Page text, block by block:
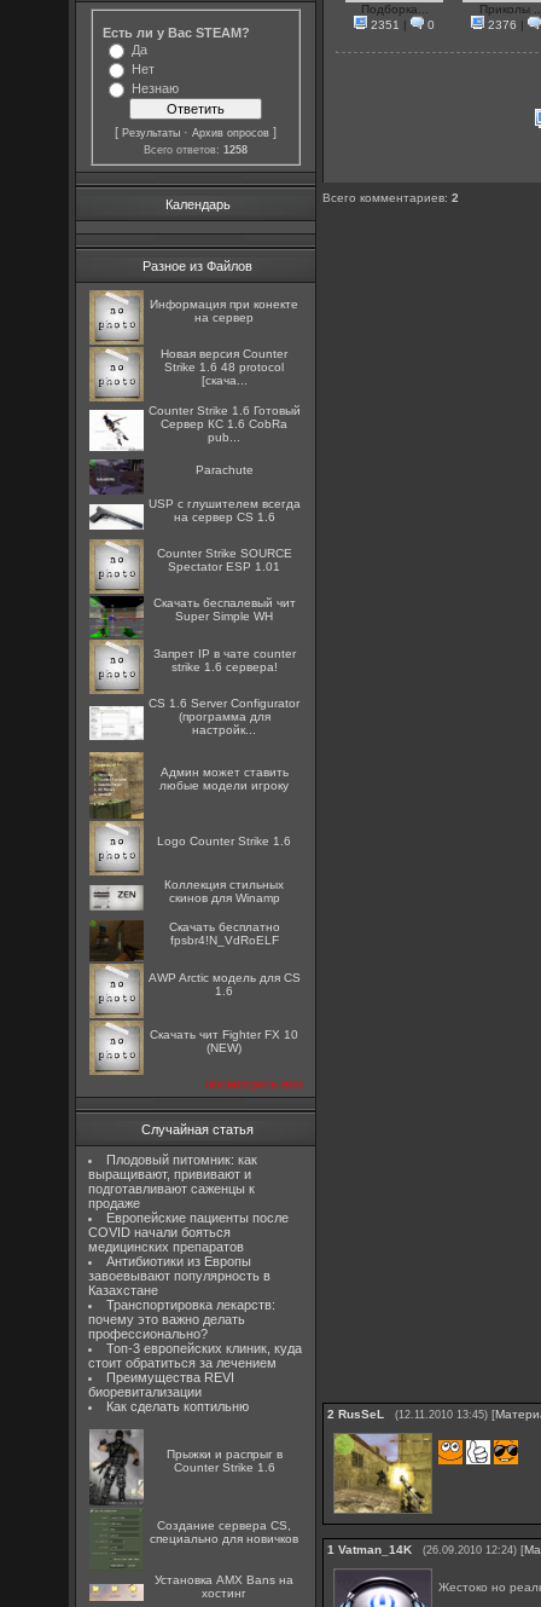
Есть ли у Вас STEAM?
Да
Нет
Незнаю
[Результаты ·Архив опросов ]
Всего ответов:1258
Календарь
Разное из Файлов
Информация при конекте
на сервер
Новая версия Counter
Strike 1.6 48 protocol
[скача...
Counter Strike 1.6 Готовый
Сервер КС 1.6 CobRa
pub...
Parachute
USP с глушителем всегда
на сервер CS 1.6
Counter Strike SOURCE
Spectator ESP 1.01
Скачать беспалевый чит
Super Simple WH
Запрет IP в чате counter
strike 1.6 сервера!
CS 1.6 Server Configurator
(программа для
настройк...
Админ может ставить
любые модели игроку
Logo Counter Strike 1.6
Коллекция стильных
скинов для Winamp
Скачать бесплатно
fpsbr4!N_VdRoELF
AWP Arctic модель для CS
1.6
Скачать чит Fighter FX 10
(NEW)
посмотреть все
Случайная статья
Плодовый питомник: как
выращивают, прививают и
подготавливают саженцы к
продаже
Европейские пациенты после
COVID начали бояться
медицинских препаратов
Антибиотики из Европы
завоевывают популярность в
Казахстане
Транспортировка лекарств:
почему это важно делать
профессионально?
Топ-3 европейских клиник, куда
стоит обратиться за лечением
Преимущества REVI
биоревитализации
Как сделать коптильню
Прыжки и распрыг в
Counter Strike 1.6
Создание сервера CS,
специально для новичков
Установка AMX Bans на
хостинг
Подборка...
2351 | 0
Приколы
2376 |
Всего комментариев:2
2 RusSeL (12.11.2010 13:45) [
1 Vatman_14K (26.09.2010 12:24) [
Жестоко но